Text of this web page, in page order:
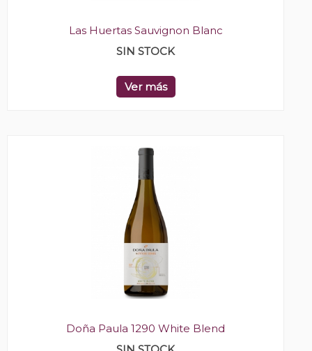
Las Huertas Sauvignon Blanc
SIN STOCK
Ver más
Doña Paula 1290 White Blend